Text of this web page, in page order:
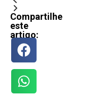
Compartilhe
este
artigo: